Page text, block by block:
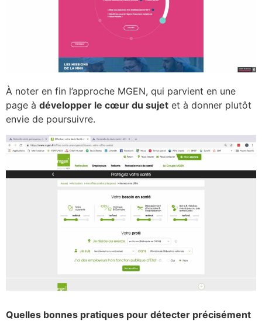
À noter en fin l’approche MGEN, qui parvient en une
page à développer le cœur du sujet et à donner plutôt
envie de poursuivre.
Quelles bonnes pratiques pour détecter précisément